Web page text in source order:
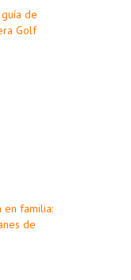
de
Golf
en familia:
de